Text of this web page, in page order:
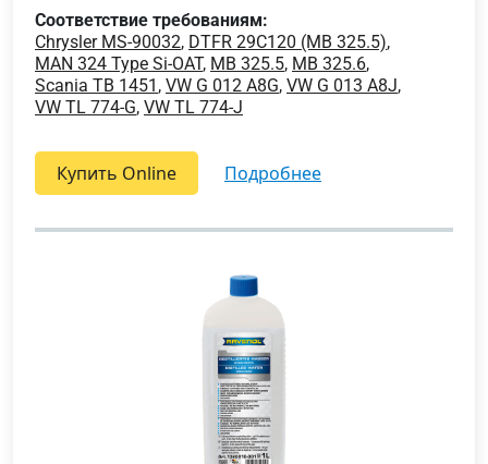
Соответствие требованиям:
Chrysler MS-90032, DTFR 29C120 (MB 325.5),
MAN 324 Type Si-OAT, MB 325.5, MB 325.6,
Scania TB 1451 , VW G 012 A8G, VW G 013 A8J,
VW TL 774-G, VW TL 774-J
Купить Online подробнее